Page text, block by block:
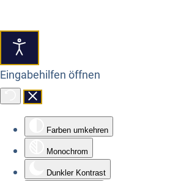
Eingabehilfen öffnen
Farben umkehren
Monochrom
Dunkler Kontrast